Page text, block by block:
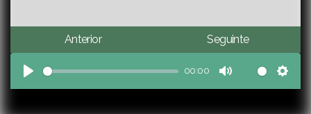
Anterior Seguinte
Play
00:00
Mute